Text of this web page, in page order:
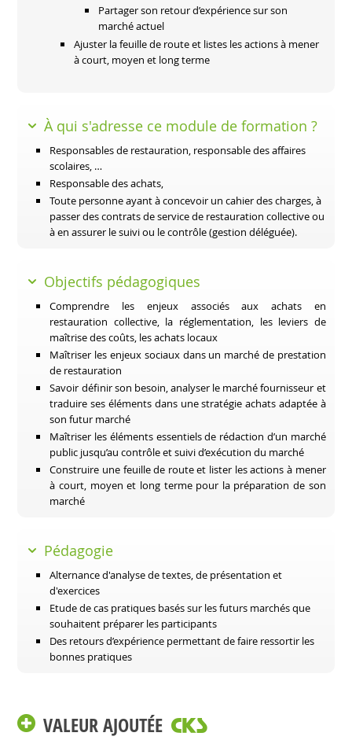
Partager son retour d’expérience sur son
marché actuel
Ajuster la feuille de route et listes les actions à mener
à court, moyen et long terme
À qui s'adresse ce module de formation ?
Responsables de restauration, responsable des affaires
scolaires, …
Responsable des achats,
Toute personne ayant à concevoir un cahier des charges, à
passer des contrats de service de restauration collective ou
à en assurer le suivi ou le contrôle (gestion déléguée).
Objectifs pédagogiques
Comprendre les enjeux associés aux achats en
restauration collective, la réglementation, les leviers de
maîtrise des coûts, les achats locaux
Maîtriser les enjeux sociaux dans un marché de prestation
de restauration
Savoir définir son besoin, analyser le marché fournisseur et
traduire ses éléments dans une stratégie achats adaptée à
son futur marché
Maîtriser les éléments essentiels de rédaction d’un marché
public jusqu’au contrôle et suivi d’exécution du marché
Construire une feuille de route et lister les actions à mener
à court, moyen et long terme pour la préparation de son
marché
Pédagogie
Alternance d'analyse de textes, de présentation et
d'exercices
Etude de cas pratiques basés sur les futurs marchés que
souhaitent préparer les participants
Des retours d’expérience permettant de faire ressortir les
bonnes pratiques
VALEUR AJOUTÉE